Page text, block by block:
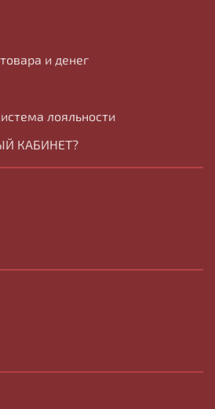
и денег
лояльности
КАБИНЕТ?